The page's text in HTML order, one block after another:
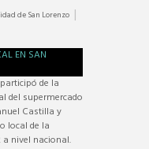
de San Lorenzo
de la
del supermercado
Castilla y
local de la
nivel nacional.